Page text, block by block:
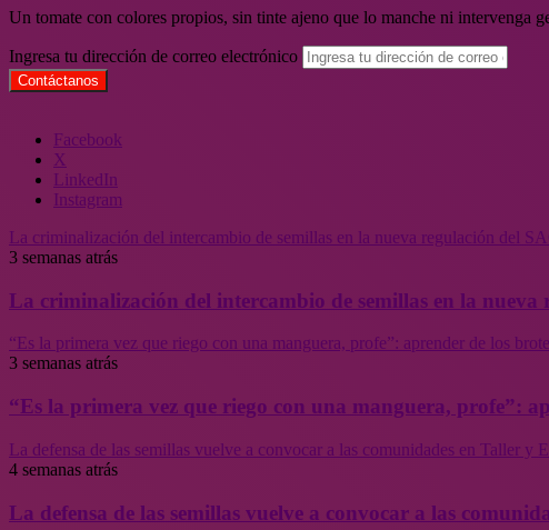
Un tomate con colores propios, sin tinte ajeno que lo manche ni intervenga
Ingresa tu dirección de correo electrónico
Facebook
X
LinkedIn
Instagram
La criminalización del intercambio de semillas en la nueva regulación del
3 semanas atrás
La criminalización del intercambio de semillas en la nueva
“Es la primera vez que riego con una manguera, profe”: aprender de los
3 semanas atrás
“Es la primera vez que riego con una manguera, profe”:
La defensa de las semillas vuelve a convocar a las comunidades en Taller y
4 semanas atrás
La defensa de las semillas vuelve a convocar a las